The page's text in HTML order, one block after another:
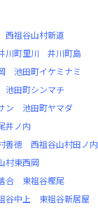
西祖谷山村新道
川町里川
井川町島
池田町イケミナミ
池田町シンマチ
ン
池田町ヤマダ
井ノ内
善徳
西祖谷山村田ノ内
村東西岡
合
東祖谷樫尾
谷中上
東祖谷新居屋